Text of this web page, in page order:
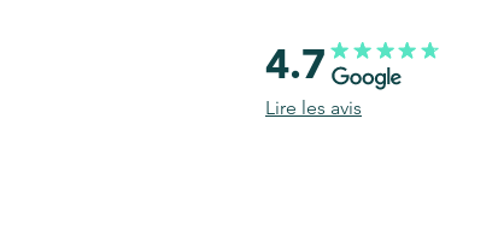
4.7
Lire les avis